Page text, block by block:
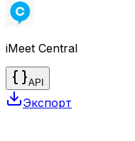
iMeet Central
API
Экспорт